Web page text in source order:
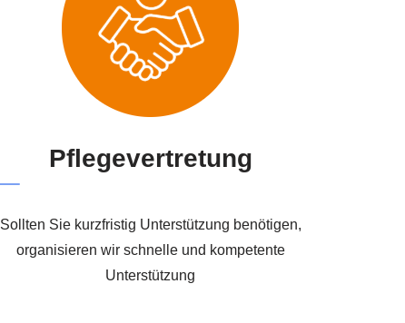
Pflegevertretung
Sollten Sie kurzfristig Unterstützung benötigen,
organisieren wir schnelle und kompetente
Unterstützung